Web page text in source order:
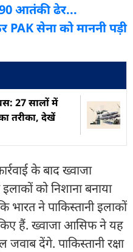
90 आतंकी ढेर...
PAK सेना को माननी पड़ी
27 सालों में
तरीका, देखें
के बाद ख्वाजा
को निशाना बनाया
भारत ने पाकिस्तानी इलाकों
हैं. ख्वाजा आसिफ ने यह
देंगे. पाकिस्तानी रक्षा